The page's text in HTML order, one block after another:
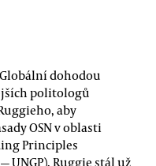
dohodou
politologů
aby
OSN v oblasti
Principles
UNGP). Ruggie stál už